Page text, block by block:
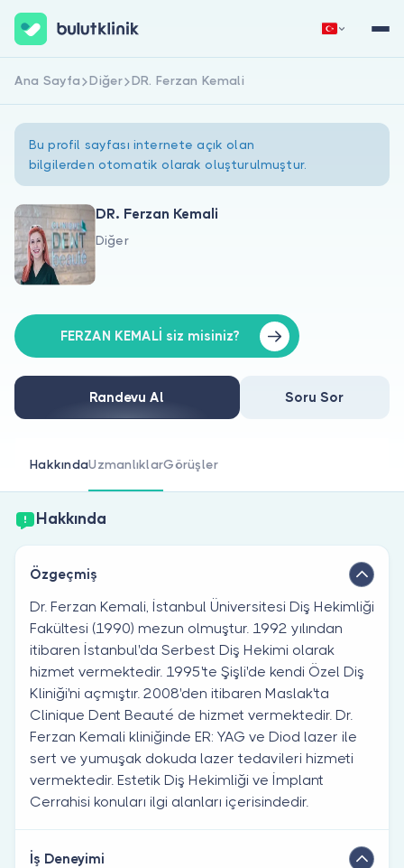
Hakkımızda
Doktorlar için
Doktor musunuz?
Hemen Kaydol
Ana Sayfa Diğer DR. Ferzan Kemali
Bu profil sayfası internete açık olan
bilgilerden otomatik olarak oluşturulmuştur.
DR. Ferzan Kemali
Diğer
FERZAN KEMALİ siz misiniz?
Randevu Al Soru Sor
HakkındaUzmanlıklarGörüşler
Hakkında
Özgeçmiş
Dr. Ferzan Kemali, İstanbul Üniversitesi Diş Hekimliği
Fakültesi (1990) mezun olmuştur. 1992 yılından
itibaren İstanbul'da Serbest Diş Hekimi olarak
hizmet vermektedir. 1995'te Şişli'de kendi Özel Diş
Kliniği'ni açmıştır. 2008'den itibaren Maslak'ta
Clinique Dent Beauté de hizmet vermektedir. Dr.
Ferzan Kemali kliniğinde ER: YAG ve Diod lazer ile
sert ve yumuşak dokuda lazer tedavileri hizmeti
vermektedir. Estetik Diş Hekimliği ve İmplant
Cerrahisi konuları ilgi alanları içerisindedir.
İş Deneyimi